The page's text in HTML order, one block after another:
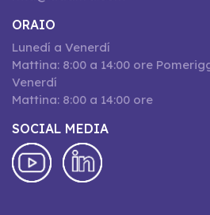
ORAIO
Lunedí a Venerdí
Mattina: 8:00 a 14:00 ore
Venerdí
Mattina: 8:00 a 14:00 ore
SOCIAL MEDIA